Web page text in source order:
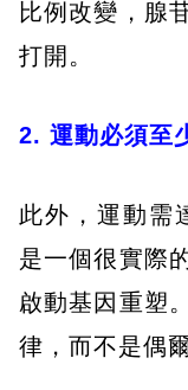
比例改變，腺
打開。
2. 運動必須至
此外，運動需
是一個很實際
啟動基因重塑
律，而不是偶